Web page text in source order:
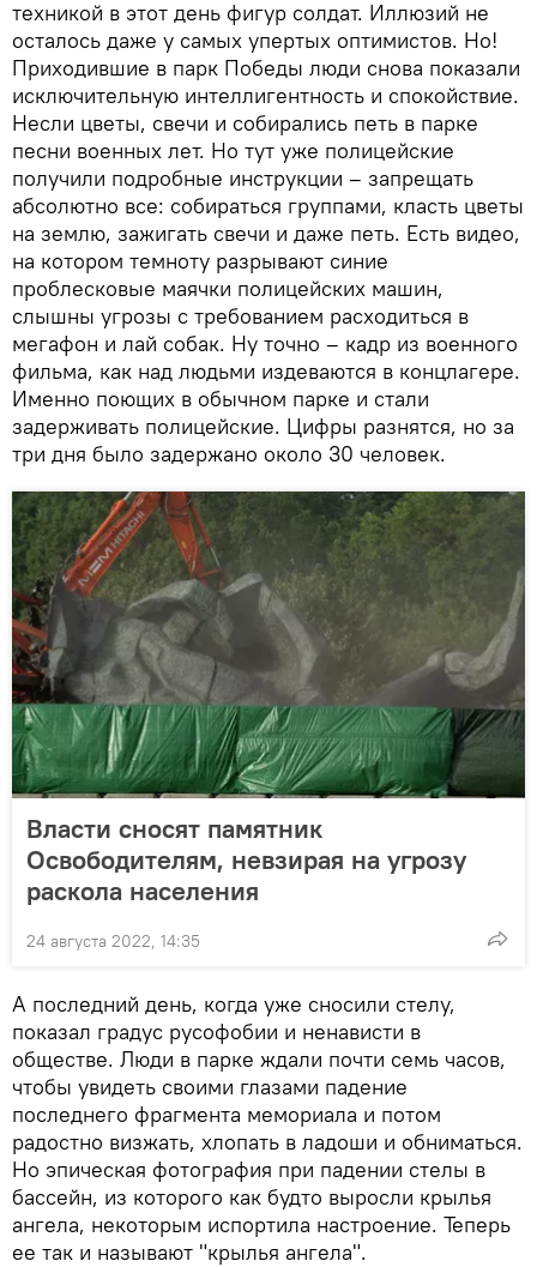
техникой в этот день фигур солдат. Иллюзий не
осталось даже у самых упертых оптимистов. Но!
Приходившие в парк Победы люди снова показали
исключительную интеллигентность и спокойствие.
Несли цветы, свечи и собирались петь в парке
песни военных лет. Но тут уже полицейские
получили подробные инструкции – запрещать
абсолютно все: собираться группами, класть цветы
на землю, зажигать свечи и даже петь. Есть видео,
на котором темноту разрывают синие
проблесковые маячки полицейских машин,
слышны угрозы с требованием расходиться в
мегафон и лай собак. Ну точно – кадр из военного
фильма, как над людьми издеваются в концлагере.
Именно поющих в обычном парке и стали
задерживать полицейские. Цифры разнятся, но за
три дня было задержано около 30 человек.
Власти сносят памятник
Освободителям, невзирая на угрозу
раскола населения
24 августа 2022, 14:35
А последний день, когда уже сносили стелу,
показал градус русофобии и ненависти в
обществе. Люди в парке ждали почти семь часов,
чтобы увидеть своими глазами падение
последнего фрагмента мемориала и потом
радостно визжать, хлопать в ладоши и обниматься.
Но эпическая фотография при падении стелы в
бассейн, из которого как будто выросли крылья
ангела, некоторым испортила настроение. Теперь
ее так и называют "крылья ангела".